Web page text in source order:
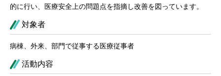
的に行い、医療安全上の問題点を指摘し改善を図っています。
対象者
病棟、外来、部門で従事する医療従事者
活動内容